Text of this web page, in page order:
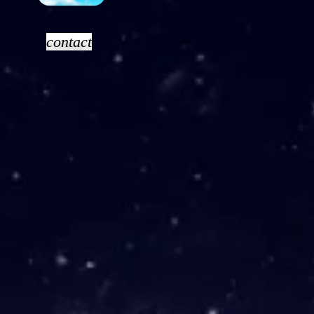
contact